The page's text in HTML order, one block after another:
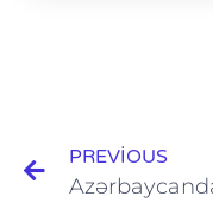
PREVIOUS